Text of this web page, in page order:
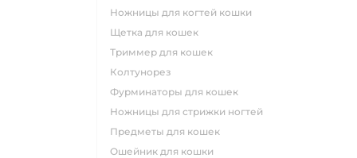
ножницы для когтей кошки
щетка для кошек
триммер для кошек
колтунорез
фурминаторы для кошек
ножницы для стрижки ногтей
предметы для кошек
ошейник для кошки